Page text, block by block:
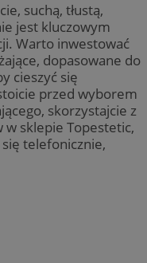
suchą, tłustą,
jest kluczowym
Warto inwestować
dopasowane do
cieszyć się
przed wyborem
skorzystajcie z
w sklepie Topestetic,
telefonicznie,